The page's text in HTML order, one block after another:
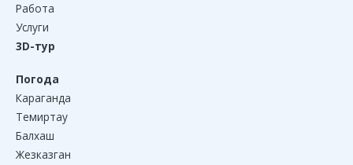
Работа
Услуги
3D-тур
Погода
Караганда
Темиртау
Балхаш
Жезказган